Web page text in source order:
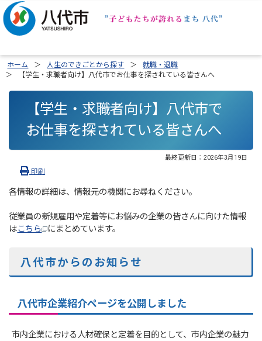
ホーム 人生のできごとから探す
就職・退職
【学生・求職者向け】八代市でお仕事を探されている皆さんへ
【学生・求職者向け】八代市で
お仕事を探されている皆さんへ
最終更新日： 2026年3月19日
印刷
各情報の詳細は、情報元の機関にお尋ねください。
従業員の新規雇用や定着等にお悩みの企業の皆さんに向けた情報
はこちら にまとめています。
八代市からのお知らせ
八代市企業紹介ページを公開しました
市内企業における人材確保と定着を目的として、市内企業の魅力